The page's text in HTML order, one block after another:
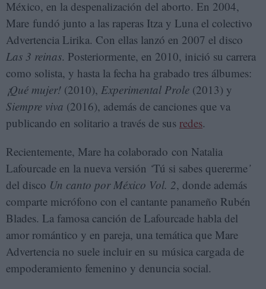
México, en la despenalización del aborto. En 2004,
Mare fundó junto a las raperas Itza y Luna el colectivo
Advertencia Lirika. Con ellas lanzó en 2007 el disco
Las 3 reinas. Posteriormente, en 2010, inició su carrera
como solista, y hasta la fecha ha grabado tres álbumes:
¡Qué mujer! (2010), Experimental Prole (2013) y
Siempre viva (2016), además de canciones que va
publicando en solitario a través de sus redes.
Recientemente, Mare ha colaborado con Natalia
Lafourcade en la nueva versión ‘Tú si sabes quererme’
del disco Un canto por México Vol. 2, donde además
comparte micrófono con el cantante panameño Rubén
Blades. La famosa canción de Lafourcade habla del
amor romántico y en pareja, una temática que Mare
Advertencia no suele incluir en su música cargada de
empoderamiento femenino y denuncia social.